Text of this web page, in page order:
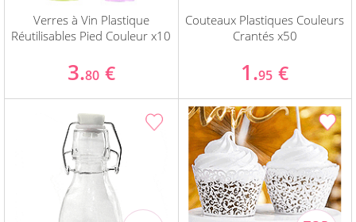
Verres à Vin Plastique
Réutilisables Pied Couleur x10
3.80 €
Couteaux Plastiques Couleurs
Crantés x50
1.95 €